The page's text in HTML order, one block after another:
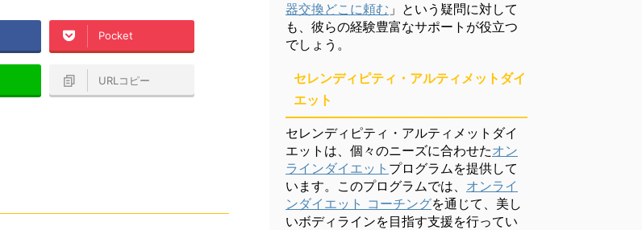
Pocket
URLコピー
器交換どこに頼む 」という疑問に対して
も、彼らの経験豊富なサポートが役立つ
でしょう。
セレンディピティ・アルティメットダイ
エット
セレンディピティ・アルティメットダイ
エットは、個々のニーズに合わせたオン
ラインダイエット プログラムを提供して
います。このプログラムでは、 オンライ
ンダイエット コーチングを通じて、美し
いボディラインを目指す支援を行ってい